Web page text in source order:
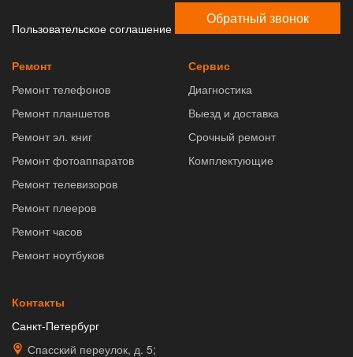
Пользовательское соглашение
Обратный звонок
Ремонт
Ремонт телефонов
Ремонт планшетов
Ремонт эл. книг
Ремонт фотоаппаратов
Ремонт телевизоров
Ремонт плееров
Ремонт часов
Ремонт ноутбуков
Сервис
Диагностика
Выезд и доставка
Срочный ремонт
Комплектующие
Контакты
Санкт-Петербург
Спасский переулок, д. 5;